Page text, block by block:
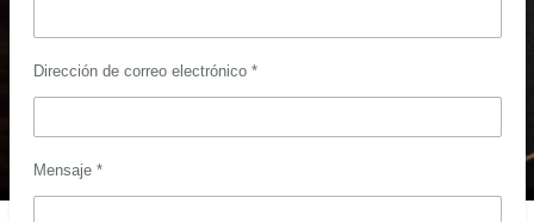
Dirección de correo electrónico *
Mensaje *